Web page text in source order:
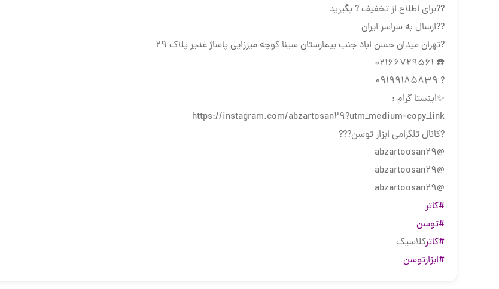
??برای اطلاع از تخفیف ? بگیرید
??ارسال به سراسر ایران
?تهران میدان حسن اباد جنب بیمارستان سینا کوچه میرزایی پاساژ غدیر پلاک 29
☎️ 02166729561
? 09199185839
✨اینستا گرام :
https://instagram.com/abzartosan29?utm_medium=copy_link
?كانال تلگرامي ابزار توسن???
@abzartoosan29
@abzartoosan29
@abzartoosan29
#کاتر
#توسن
#کاترکلاسیک
#ابزارتوسن